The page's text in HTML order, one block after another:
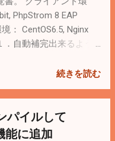
十分な気がする。 さ
ーカルネットワーク
で運用してみようか
も使える高可用性イ
を試す (1) ｜ さくら
dbts2013:MariaDB
< Related Posts >
PhpStrom 8 EAP
： CentOS6.5, Nginx
自動補完出来るよう
Phpstormで
}} phalcon-devtools を
場所に解凍
続きを読む
イルして
に追加